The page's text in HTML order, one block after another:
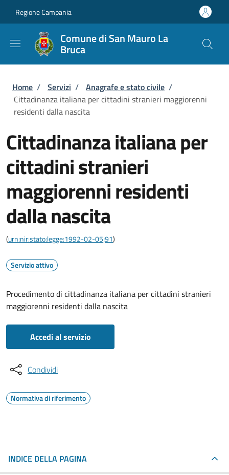
Regione Campania
Comune di San Mauro La
Bruca
Briciole di pane
Home / Servizi / Anagrafe e stato civile /
Cittadinanza italiana per cittadini stranieri maggiorenni
residenti dalla nascita
Cittadinanza italiana per
cittadini stranieri
maggiorenni residenti
dalla nascita
(urn:nir:stato:legge:1992-02-05;91)
Servizio attivo
Procedimento di cittadinanza italiana per cittadini stranieri
maggiorenni residenti dalla nascita
Accedi al servizio
Condividi
Normativa di riferimento
INDICE DELLA PAGINA